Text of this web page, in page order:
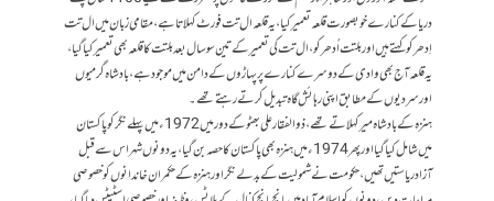
دریا کے کنارے خوبصورت قلعہ تعمیر کیا، یہ قلعہ ال تت فورٹ کہلاتا ہے، مقامی زبان میں ال تت
اِدھر کو کہتے ہیں اور بلتت اُدھرکو، ال تت کی تعمیر کے تین سو سال بعد بلتت کا قلعہ بھی تعمیر کیا گیا،
یہ قلعہ آج بھی وادی کے دوسرے کنارے پر پہاڑوں کے دامن میں موجود ہے، بادشاہ گرمیوں
اور سردیوں کے مطابق اپنی رہائش گاہ تبدیل کرتے رہتے تھے۔
ہنزہ کے بادشاہ میر کہلاتے تھے، ذوالفقار علی بھٹو کے دور میں 1972ء میں پہلے نگر کو پاکستان
میں شامل کیا گیا اور پھر 1974ء میں ہنزہ بھی پاکستان کا حصہ بن گیا، یہ دونوں شہر اس سے قبل
آزاد ریاستیں تھیں، حکومت نے شمولیت کے بدلے نگر اور ہنزہ کے حکمران خاندانوں کو خصوصی